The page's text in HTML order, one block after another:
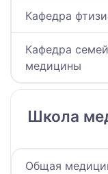
Кафедра
Кафедра
медицины
Школа
Общая